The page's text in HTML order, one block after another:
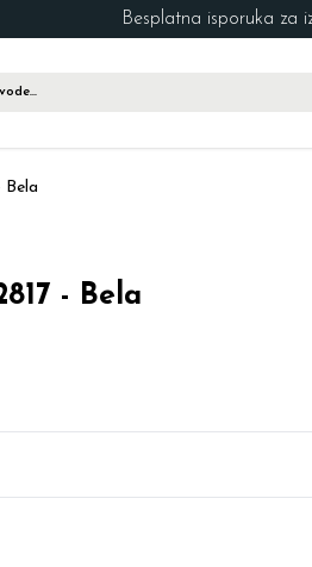
Besplatna isporuka za
Bela
- Bela